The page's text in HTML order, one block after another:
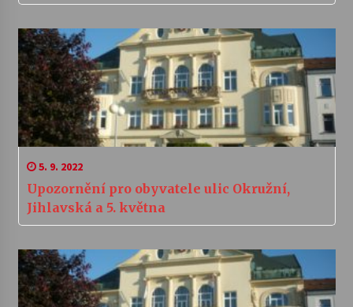
5. 9. 2022
Upozornění pro obyvatele ulic Okružní,
Jihlavská a 5. května